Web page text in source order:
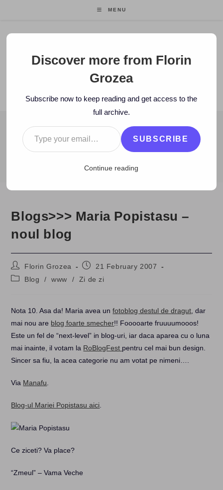
MENU
Florin Grozea
ENTREPRENEUR. FOUNDER/CEO MOCAPP.
BLOG
2007 > February > 21 > Blog Blogs>>> Maria Popistasu –
Blogs>>> Maria Popistasu –
noul blog
Post
author:
Florin Grozea
Post21 February 2007
PostBlog / www / Zi de zi
Nota 10. Asa da! Maria avea unfotoblog destul de dragut , dar
mai nou are blog foarte smecher!! Fooooarte fruuuumooos!
Este un fel de “next-level” in blog-uri, iar daca aparea cu o luna
mai inainte, il votam la RoBlogFest pentru cel mai bun design.
Sincer sa fiu, la acea categorie nu am votat pe nimeni….
Via Manafu
Blog-ul Mariei Popistasu aici
Ce ziceti? Va place?
“Zmeul” – Vama Veche
Discover more from Florin
Grozea
Subscribe now to keep reading and get access to the
full archive.
Type your email…
SUBSCRIBE
Continue reading